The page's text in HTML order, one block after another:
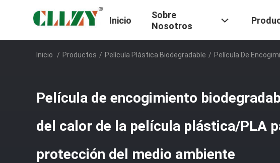
Inicio
Sobre
Nosotros
Inicio / Productos / Película Plástica Biodegradable / Película De
Película de encogimiento
del calor de la película plástica/PLA
protección del medio ambiente